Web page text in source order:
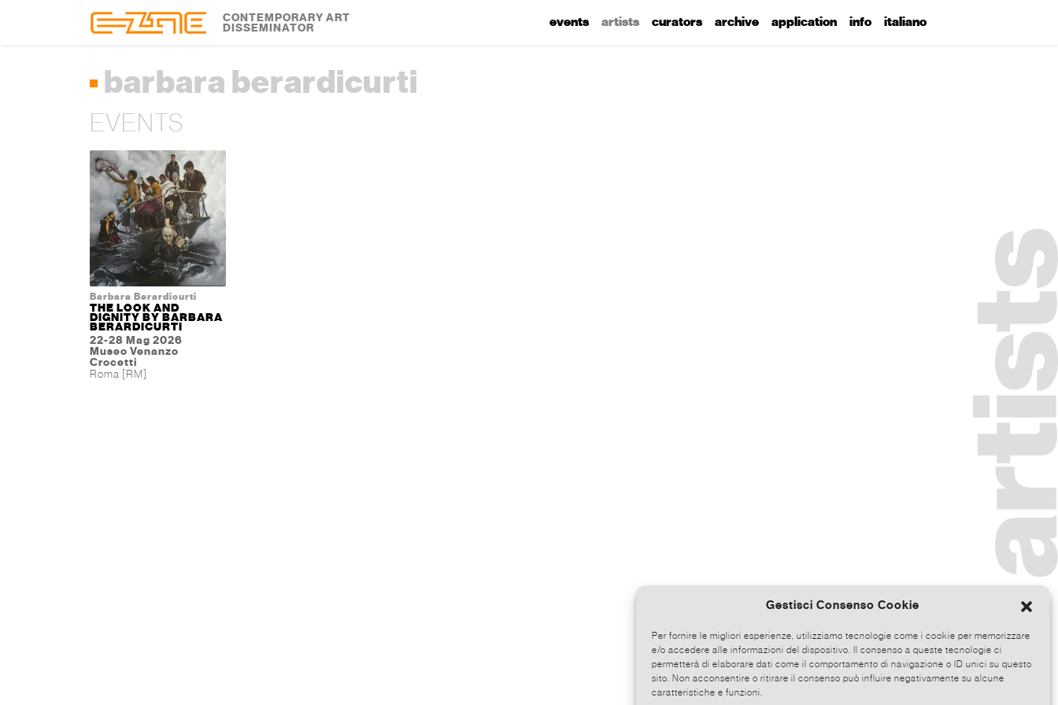
Gestisci Consenso Cookie
Per fornire le migliori esperienze, utilizziamo tecnologie come i cookie per memorizzare
e/o accedere alle informazioni del dispositivo. Il consenso a queste tecnologie ci
permetterà di elaborare dati come il comportamento di navigazione o ID unici su questo
sito. Non acconsentire o ritirare il consenso può influire negativamente su alcune
caratteristiche e funzioni.
CONTEMPORARY ART
DISSEMINATOR events artists curators archive application info italiano
barbara berardicurti
EVENTS
Barbara Berardicurti
THE LOOK AND
DIGNITY BY BARBARA
BERARDICURTI
22-28 Mag 2026
Museo Venanzo
Crocetti
Roma [RM]